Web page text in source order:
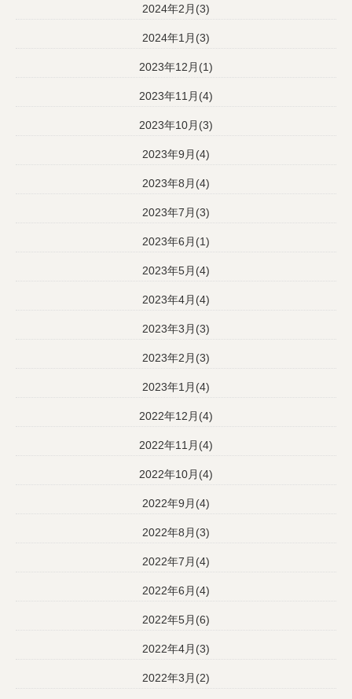
2024年2月(3)
2024年1月(3)
2023年12月(1)
2023年11月(4)
2023年10月(3)
2023年9月(4)
2023年8月(4)
2023年7月(3)
2023年6月(1)
2023年5月(4)
2023年4月(4)
2023年3月(3)
2023年2月(3)
2023年1月(4)
2022年12月(4)
2022年11月(4)
2022年10月(4)
2022年9月(4)
2022年8月(3)
2022年7月(4)
2022年6月(4)
2022年5月(6)
2022年4月(3)
2022年3月(2)